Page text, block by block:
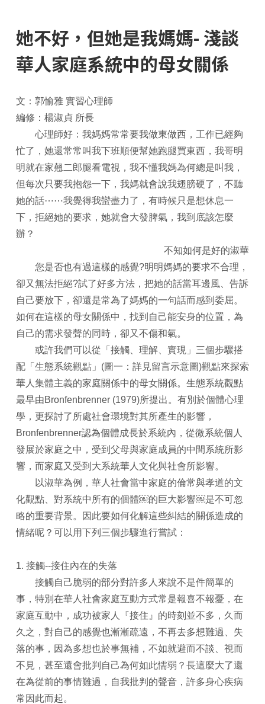
她不好，但她是我媽媽- 淺談
華人家庭系統中的母女關係
文：郭愉雅 實習心理師
編修：楊淑貞 所長
心理師好：我媽媽常常要我做東做西，工作已經夠
忙了，她還常常叫我下班順便幫她跑腿買東西，我哥明
明就在家翹二郎腿看電視，我不懂我媽為何總是叫我，
但每次只要我抱怨一下，我媽就會說我翅膀硬了，不聽
她的話⋯⋯我覺得我蠻盡力了，有時候只是想休息一
下，拒絕她的要求，她就會大發脾氣，我到底該怎麼
辦？
不知如何是好的淑華
您是否也有過這樣的感覺?明明媽媽的要求不合理，
卻又無法拒絕?試了好多方法，把她的話當耳邊風、告訴
自己要放下，卻還是常為了媽媽的一句話而感到委屈。
如何在這樣的母女關係中，找到自己能安身的位置，為
自己的需求發聲的同時，卻又不傷和氣。
或許我們可以從「接觸、理解、實現」三個步驟搭
配「生態系統觀點」(圖一：詳見留言示意圖)觀點來探索
華人集體主義的家庭關係中的母女關係。生態系統觀點
最早由Bronfenbrenner (1979)所提出。有別於個體心理
學，更探討了所處社會環境對其所產生的影響，
Bronfenbrenner認為個體成長於系統內，從微系統個人
發展於家庭之中，受到父母與家庭成員的中間系統所影
響，而家庭又受到大系統華人文化與社會所影響。
以淑華為例，華人社會當中家庭的倫常與孝道的文
化觀點、對系統中所有的個體￼的巨大影響￼是不可忽
略的重要背景。因此要如何化解這些糾結的關係造成的
情緒呢？可以用下列三個步驟進行嘗試：
1. 接觸--接住內在的失落
接觸自己脆弱的部分對許多人來說不是件簡單的
事，特別在華人社會家庭互動方式常是報喜不報憂，在
家庭互動中，成功被家人『接住』的時刻並不多，久而
久之，對自己的感覺也漸漸疏遠，不再去多想難過、失
落的事，因為多想也於事無補，不如就避而不談、視而
不見，甚至還會批判自己為何如此懦弱？長這麼大了還
在為從前的事情難過，自我批判的聲音，許多身心疾病
常因此而起。